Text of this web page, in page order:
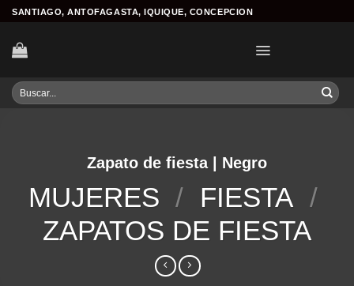
Skip
content
SANTIAGO, ANTOFAGASTA, IQUIQUE, CONCEPCION
Buscar
por:
Zapato de fiesta | Negro
MUJERES / FIESTA /
ZAPATOS DE FIESTA